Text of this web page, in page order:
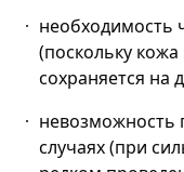
необходимость
(поскольку кожа
сохраняется на
невозможность
случаях (при